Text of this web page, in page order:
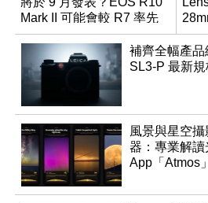
Mark II 可能會較 R7 率先
推出
乾鏡
補齊全幅產
SL3-P 最新
風景與星空
器：專業解
App「Atmos